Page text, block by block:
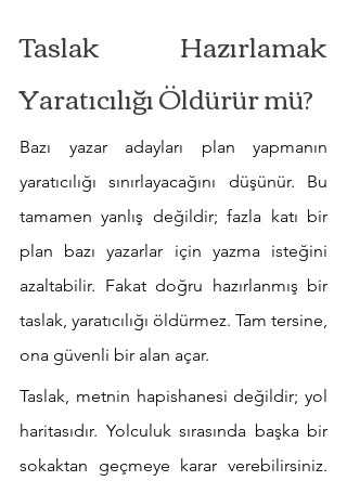
Taslak Hazırlamak
Yaratıcılığı Öldürür mü?
Bazı yazar adayları plan yapmanın
yaratıcılığı sınırlayacağını düşünür. Bu
tamamen yanlış değildir; fazla katı bir
plan bazı yazarlar için yazma isteğini
azaltabilir. Fakat doğru hazırlanmış bir
taslak, yaratıcılığı öldürmez. Tam tersine,
ona güvenli bir alan açar.
Taslak, metnin hapishanesi değildir; yol
haritasıdır. Yolculuk sırasında başka bir
sokaktan geçmeye karar verebilirsiniz.